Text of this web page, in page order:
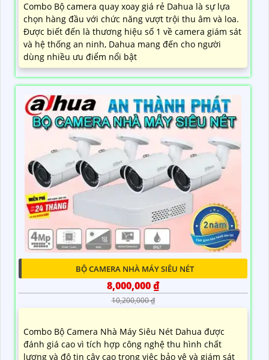
Combo Bộ camera quay xoay giá rẻ Dahua là sự lựa
chọn hàng đầu với chức năng vượt trội thu âm và loa.
Được biết đến là thương hiệu số 1 về camera giám sát
và hệ thống an ninh, Dahua mang đến cho người
dùng nhiều ưu điểm nổi bật
BỘ CAMERA NHÀ MÁY SIÊU NÉT
8,000,000 ₫
10,200,000 ₫
Combo Bộ Camera Nhà Máy Siêu Nét Dahua được
đánh giá cao vì tích hợp công nghệ thu hình chất
lượng và độ tin cậy cao trong việc bảo vệ và giám sát